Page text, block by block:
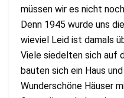
müssen wir es nicht
Denn 1945 wurde uns
wieviel Leid ist damals
Viele siedelten sich auf
bauten sich ein Haus
Wunderschöne Häuser